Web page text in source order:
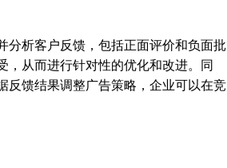
分析客户反馈，包括正面评价和负面批
，从而进行针对性的优化和改进。同
反馈结果调整广告策略，企业可以在竞